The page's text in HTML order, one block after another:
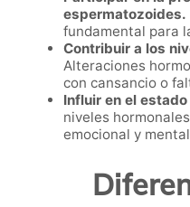
espermatozoides.
fundamental para
Contribuir a los
Alteraciones
con cansancio o
Influir en el
niveles
emocional y